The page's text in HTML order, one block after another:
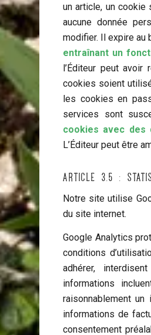
un article, un cookie
aucune donnée
modifier. Il expire au
entraînant un
l’Éditeur peut
cookies soient
les cookies en
services sont
cookies avec des
L’Éditeur peut être
Article 3.5 :
Notre site utilise
du site internet.
Google Analytics
conditions
adhérer,
informations
raisonnablement
informations de
consentement